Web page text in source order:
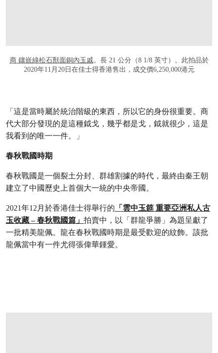
商 鑲嵌綠松石獸面銅內玉戚。長 21 公分（8 1/8 英寸）。此拍品於
2020年11月20日在佳士得香港售出，成交價6,250,000港元
「這是當時屬於統治階級的東西，所以它的身份很重要。商
代大部分發現的是這種鉞戈，幾乎都是戈，鉞就很少，這是
我看到的唯一一件。」
春秋戰國時期
春秋戰國是一個裂土分封、群雄割據的時代，最終由秦王朝
建立了中國歷史上首個大一統的中央帝國。
2021年12月於香港佳士得舉行的 「雲中玉筵 重要亞洲私人古
玉收藏 – 春秋戰國篇」 拍賣中，以「群龍爭勝」為題呈獻了
一批精美龍佩。龍在春秋戰國時期是最受歡迎的紋飾。該批
龍佩當中有一件尤得張偉華鍾愛。